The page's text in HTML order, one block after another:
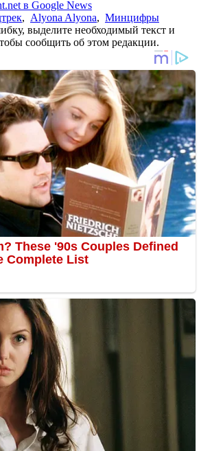
в Google News
, Alyona Alyona, Минцифры
выделите необходимый текст и
сообщить об этом редакции.